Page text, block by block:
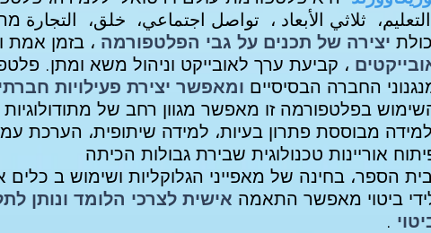
ثلاثي الأبعاد ، تواصل اجتماعي، خلق، التجارة
יצירה של תכנים על גבי הפלטפורמה ، בזמן אמת
، קביעת ערך לאובייקט וניהול משא ומתן.
החברה הבסיסיים ומאפשר יצירת פעילויות
בפלטפורמה זו מאפשר מגוון רחב של מתודולוגיות
מבוססת פתרון בעיות، למידה שיתופית، הערכת
אוריינות טכנולוגית שבירת גבולות הכיתה
הספר، בחינה של מאפייני הגלוקליות ושימוש ב כלים
ביטוי מאפשר התאמה אישית לצרכי הלומד ונותן
.